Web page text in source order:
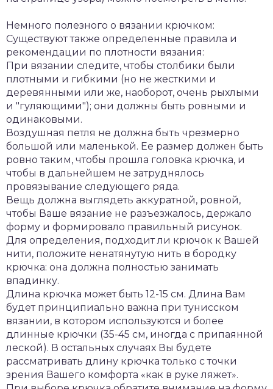
Немного полезного о вязании крючком:
Существуют также определенные правила и
рекомендации по плотности вязания:
При вязании следите, чтобы столбики были
плотными и гибкими (но не жесткими и
деревянными или же, наоборот, очень рыхлыми
и "гуляющими"); они должны быть ровными и
одинаковыми.
Воздушная петля не должна быть чрезмерно
большой или маленькой. Ее размер должен быть
ровно таким, чтобы прошла головка крючка, и
чтобы в дальнейшем не затруднялось
провязывание следующего ряда.
Вещь должна выглядеть аккуратной, ровной,
чтобы Ваше вязание не разъезжалось, держало
форму и формировало правильный рисунок.
Для определения, подходит ли крючок к Вашей
нити, положите ненатянутую нить в бородку
крючка: она должна полностью занимать
впадинку.
Длина крючка может быть 12-15 см. Длина Вам
будет принципиально важна при тунисском
вязании, в котором используются и более
длинные крючки (35-45 см, иногда с припаянной
леской). В остальных случаях Вы будете
рассматривать длину крючка только с точки
зрения Вашего комфорта «как в руке ляжет».